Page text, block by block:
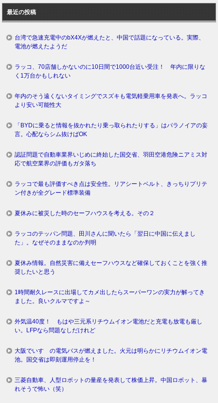
ロ
グ
最近の投稿
台湾で急速充電中のbX4Xが燃えたと、中国で話題になっている。実際、
電池が燃えたようだ
ラッコ、70店舗しかないのに10日間で1000台近い受注！ 年内に限りな
く1万台かもしれない
年内のそう遠くないタイミングでスズキも電気軽乗用車を発表へ。ラッコ
より安い可能性大
「BYDに乗ると情報を抜かれたり乗っ取られたりする」はパラノイアの妄
言。心配ならシム抜けばOK
認証問題で自動車業界いじめに終始した国交省、羽田空港危険ニアミス対
応で航空業界の評価もガタ落ち
ラッコで最も評価すべき点は安全性。リアシートベルト、きっちりプリテ
ン付きが全グレード標準装備
夏休みに被災した時のセーフハウスを考える。その２
ラッコのテッパン問題、田川さんに聞いたら「翌日に中国に伝えまし
た」。なぜそのままなのか判明
夏休み情報。自然災害に備えセーフハウスなど確保しておくことを強く推
奨したいと思う
1時間耐久レースに出場してカメ出したらスーパーワンの実力が解ってき
ました。良いクルマですよ～
外気温40度！ もはや三元系リチウムイオン電池だと充電も放電も厳し
い。LFPなら問題なしだけれど
大阪でいすゞの電気バスが燃えました。火元は明らかにリチウムイオン電
池。国交省は即刻運用停止を！
三菱自動車、人型ロボットの量産を発表して株価上昇。中国ロボット、暴
れそうで怖い（笑）